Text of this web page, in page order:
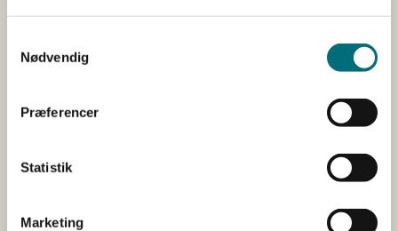
Nødvendig
Præferencer
Statistik
Marketing
Tilsagnshavers opgaver
opgave at sikre, at de deltagende
uddannelsesinstitutioner følger ordningens regler.
uddannelsesinstitutionerne skilter om deltagelse i
kontrollører adgang til skolen, når de kommer på